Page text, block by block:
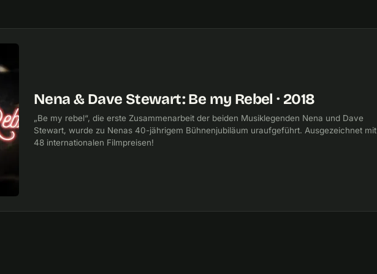
Nena & Dave Stewart: Be my Rebel · 2018
„Be my rebel“, die erste Zusammenarbeit der beiden Musiklegenden Nena und Dave
Stewart, wurde zu Nenas 40-jährigem Bühnenjubiläum uraufgeführt. Ausgezeichnet mit
48 internationalen Filmpreisen!